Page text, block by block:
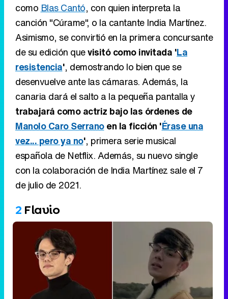
como Blas Cantó, con quien interpreta la
canción "Cúrame", o la cantante India Martínez.
Asimismo, se convirtió en la primera concursante
de su edición quevisitó como invitada 'La
resistencia', demostrando lo bien que se
desenvuelve ante las cámaras. Además, la
canaria dará el salto a la pequeña pantalla y
trabajará como actriz bajo las órdenes de
Manolo Caro Serranoen la ficción 'Érase una
vez... pero ya no', primera serie musical
española de Netflix. Además, su nuevo single
con la colaboración de India Martínez sale el 7
de julio de 2021.
2 Flavio